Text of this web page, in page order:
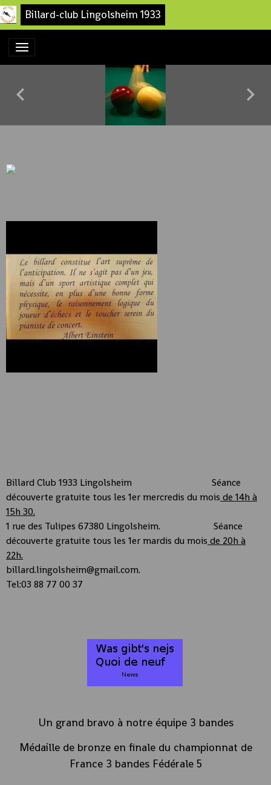
Billard-club Lingolsheim 1933
Billard Club 1933 Lingolsheim Séance
découverte gratuite tous les 1er mercredis du mois de 14h à
15h 30.
1 rue des Tulipes 67380 Lingolsheim.
Séance
découverte gratuite tous les 1er mardis du mois de 20h à
22h.
billard.lingolsheim@gmail.com.
Tel:03 88 77 00 37
Un grand bravo à notre équipe 3 bandes
Médaille de bronze en finale du championnat de
France 3 bandes Fédérale 5